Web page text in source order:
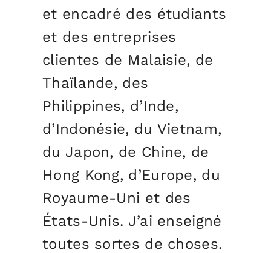
et encadré des étudiants
et des entreprises
clientes de Malaisie, de
Thaïlande, des
Philippines, d’Inde,
d’Indonésie, du Vietnam,
du Japon, de Chine, de
Hong Kong, d’Europe, du
Royaume-Uni et des
États-Unis. J’ai enseigné
toutes sortes de choses.